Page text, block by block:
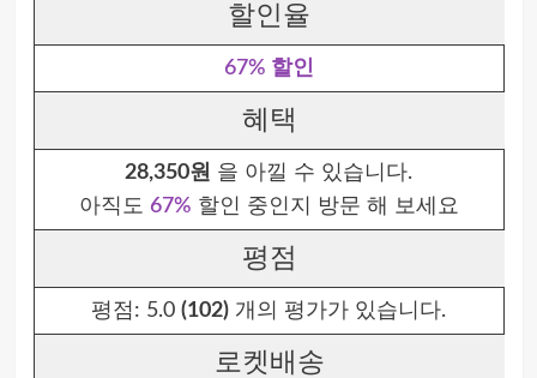
할인율
67% 할인
혜택
28,350원 을 아낄 수 있습니다.
아직도 67% 할인 중인지 방문 해 보세요
평점
평점: 5.0 (102) 개의 평가가 있습니다.
로켓배송